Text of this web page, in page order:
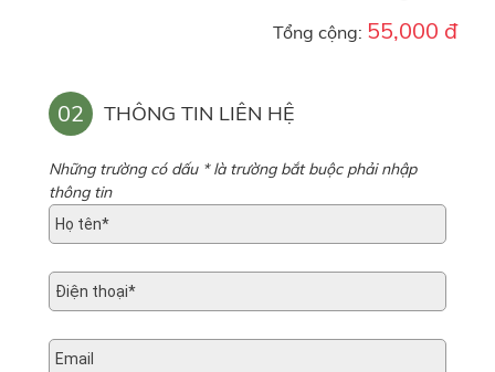
Tổng cộng: 55,000 đ
02 THÔNG TIN LIÊN HỆ
Những trường có dấu * là trường bắt buộc phải nhập
thông tin